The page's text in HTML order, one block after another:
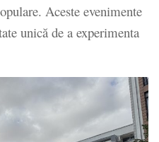
Aceste evenimente
unică de a experimenta